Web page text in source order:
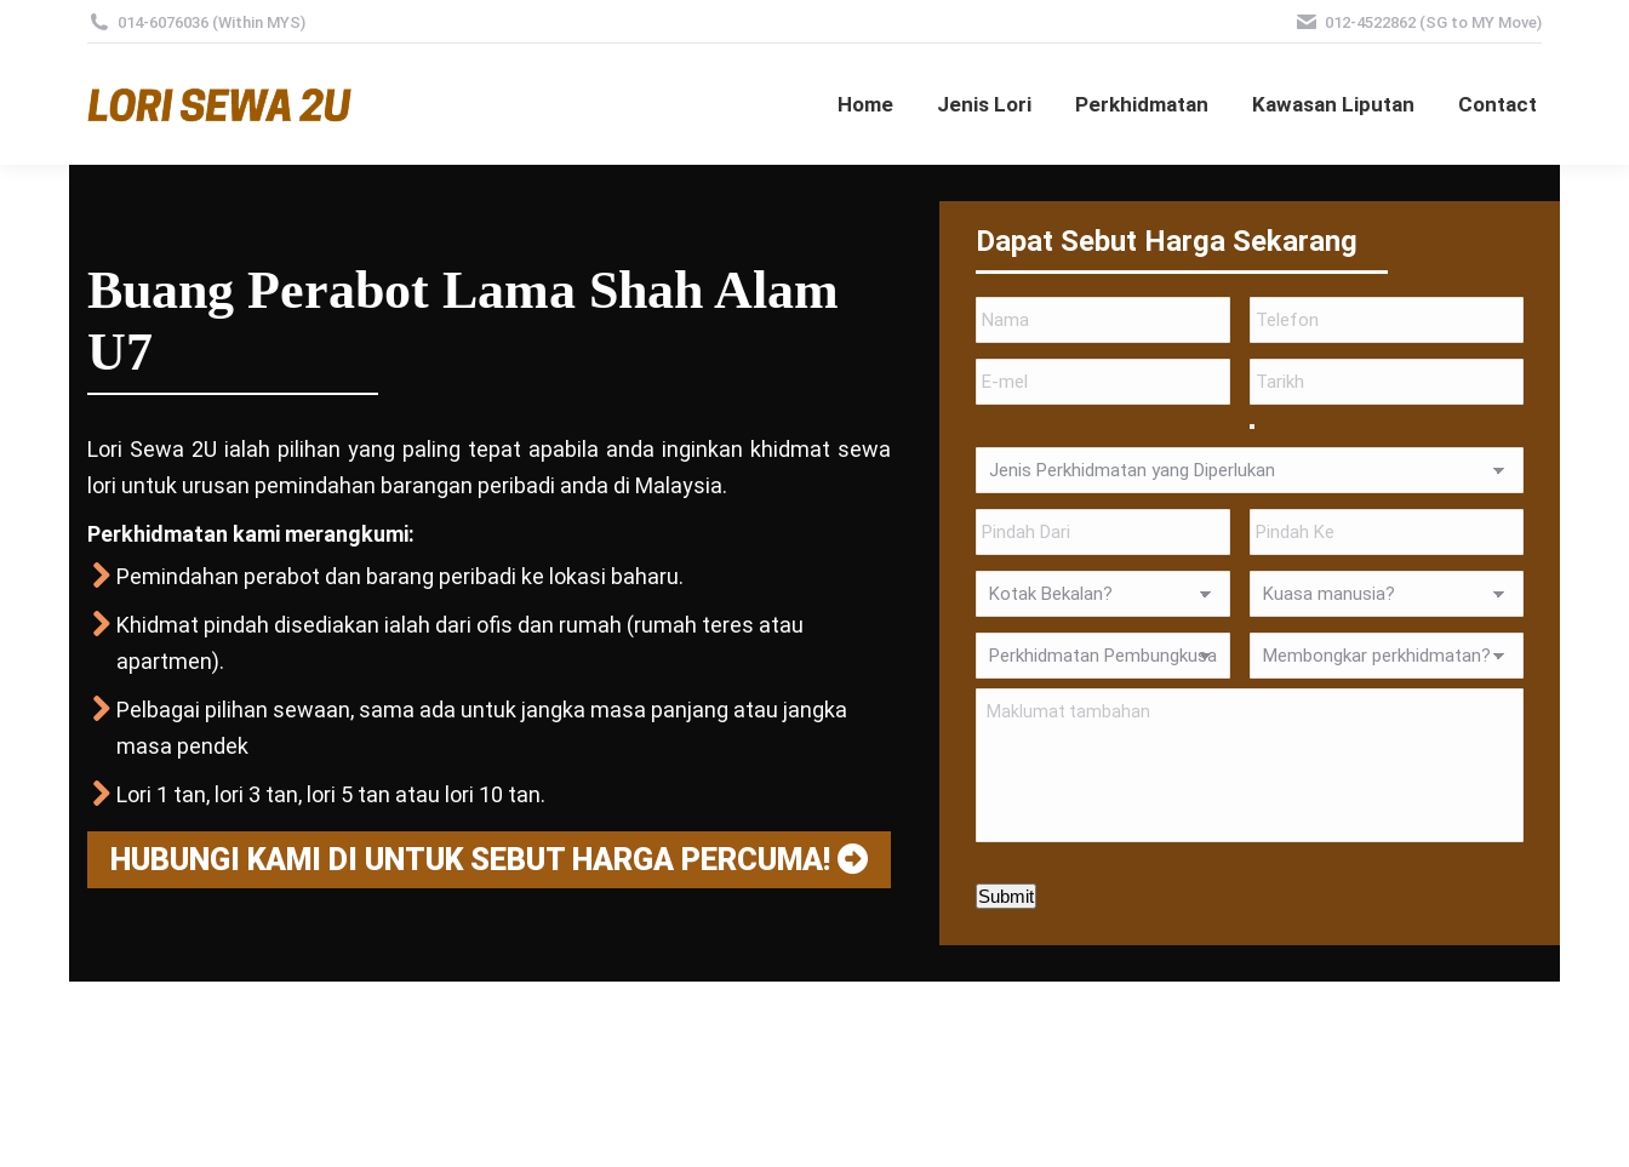
014-6076036 (Within MYS) 012-4522862 (SG to MY Move)
Home Jenis Lori Perkhidmatan Kawasan Liputan Contact
Buang Perabot Lama Shah Alam
U7
Lori Sewa 2U ialah pilihan yang paling tepat apabila anda inginkan khidmat sewa
lori untuk urusan pemindahan barangan peribadi anda di Malaysia.
Perkhidmatan kami merangkumi:
Pemindahan perabot dan barang peribadi ke lokasi baharu.
Khidmat pindah disediakan ialah dari ofis dan rumah (rumah teres atau
apartmen).
Pelbagai pilihan sewaan, sama ada untuk jangka masa panjang atau jangka
masa pendek
Lori 1 tan, lori 3 tan, lori 5 tan atau lori 10 tan.
HUBUNGI KAMI DI UNTUK SEBUT HARGA PERCUMA!
Dapat Sebut Harga Sekarang
Submit